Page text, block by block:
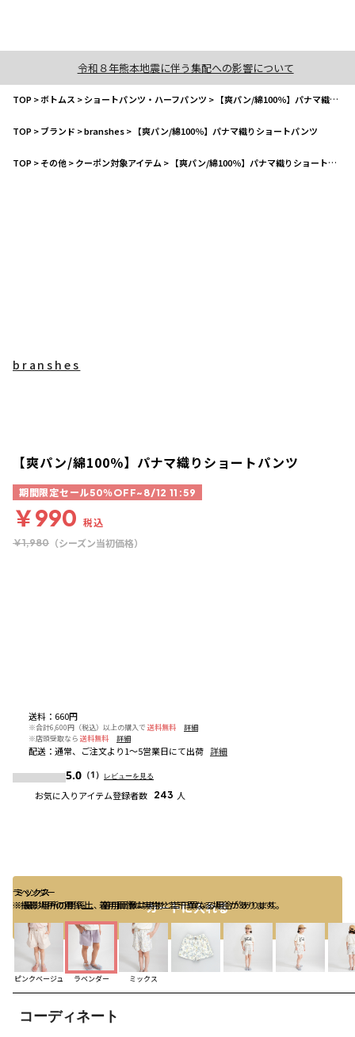
令和８年熊本地震に伴う集配への影響について
TOP>ボトムス >ショートパンツ・ハーフパンツ > 【爽パン/綿100％】パナマ織りショートパンツ
TOP>ブランド >branshes> 【爽パン/綿100％】パナマ織りショートパンツ
TOP>その他>クーポン対象アイテム > 【爽パン/綿100％】パナマ織りショートパンツ
ラベンダー
※撮影場所の関係上、着用画像は実物と若干異なる場合があります。
ミックス
※撮影場所の関係上、着用画像は実物と若干異なる場合があります。
ミックス
ピンクベージュ ラベンダー ミックス
コーディネート
送料 ： 660円
※合計6,600円（税込）以上の購入で 送料無料
詳細
※店頭受取なら 送料無料 詳細
配送 ： 通常、ご注文より1～5営業日にて出荷 詳細
5.0 （1） レビューを見る
お気に入りアイテム登録者数 243 人
branshes
【爽パン/綿100％】パナマ織りショートパンツ
期間限定セール50％OFF~8/12 11:59
￥990 税込
￥1,980 （シーズン当初価格）
カートに入れる